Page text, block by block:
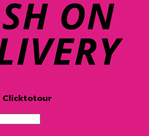
Clicktotour